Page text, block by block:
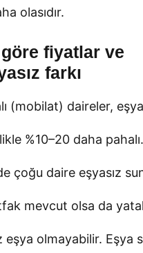
olasıdır.
fiyatlar ve
farkı
(mobilat) daireler,
%10–20 daha
çoğu daire eşyasız
mevcut olsa da
olmayabilir. Eşya